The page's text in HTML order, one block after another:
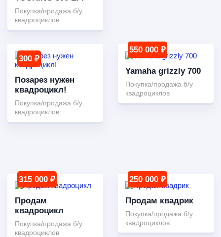
Покупка/продажа б/у
квадроциклов
300 ₽
Позарез нужен
квадроцикл!
Покупка/продажа б/у
квадроциклов
550 000 ₽
Yamaha grizzly 700
Покупка/продажа б/у
квадроциклов
315 000 ₽
Продам
квадроцикл
Покупка/продажа б/у
квадроциклов
250 000 ₽
Продам квадрик
Покупка/продажа б/у
квадроциклов